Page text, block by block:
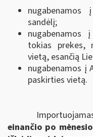
nugabenamos
sandėlį;
nugabenamos
tokias prekes,
vietą, esančią
nugabenamos į
paskirties vietą.
einančio po